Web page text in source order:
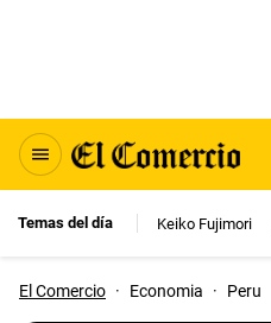
Temas del día Keiko Fujimori
El Comercio · Economia · Peru